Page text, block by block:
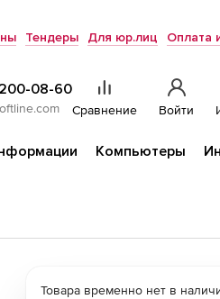
Тендеры Для юр.лиц Оплата
08-60
Сравнение Войти
Компьютеры
Товара временно нет в